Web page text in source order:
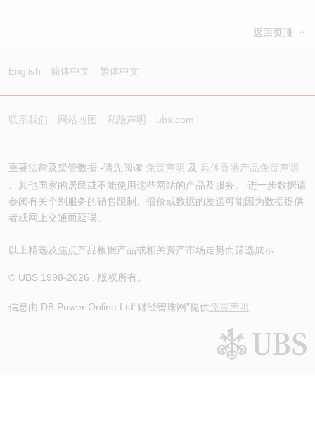
返回页顶
English 简体中文 繁体中文
联系我们 网站地图 私隐声明 ubs.com
重要法律及槼管数据 -请先阅读 免责声明 及 具体香港产品免责声明
。其他国家的居民或不能使用这些网站的产品及服务。 进一步数据请
参阅有关个别服务的销售限制。报价或数据的发送可能因为数据提供
者或网上交通而延误。
以上精选及焦点产品根据产品或相关资产市场走势而筛选展示
© UBS 1998-2026 . 版权所有。
信息由 DB Power Online Ltd“财经智珠网”提供免责声明